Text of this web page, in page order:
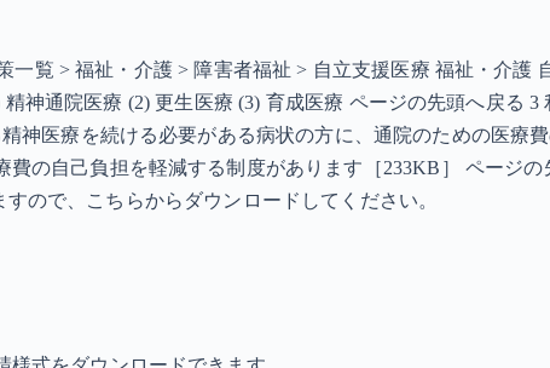
一覧 > 福祉・介護 > 障害者福祉 > 自立支援医療 福祉・介
神通院医療 (2) 更生医療 (3) 育成医療 ページの先頭へ戻る
神医療を続ける必要がある病状の方に、通院のための医
の自己負担を軽減する制度があります［233KB］ ページ
ので、こちらからダウンロードしてください。